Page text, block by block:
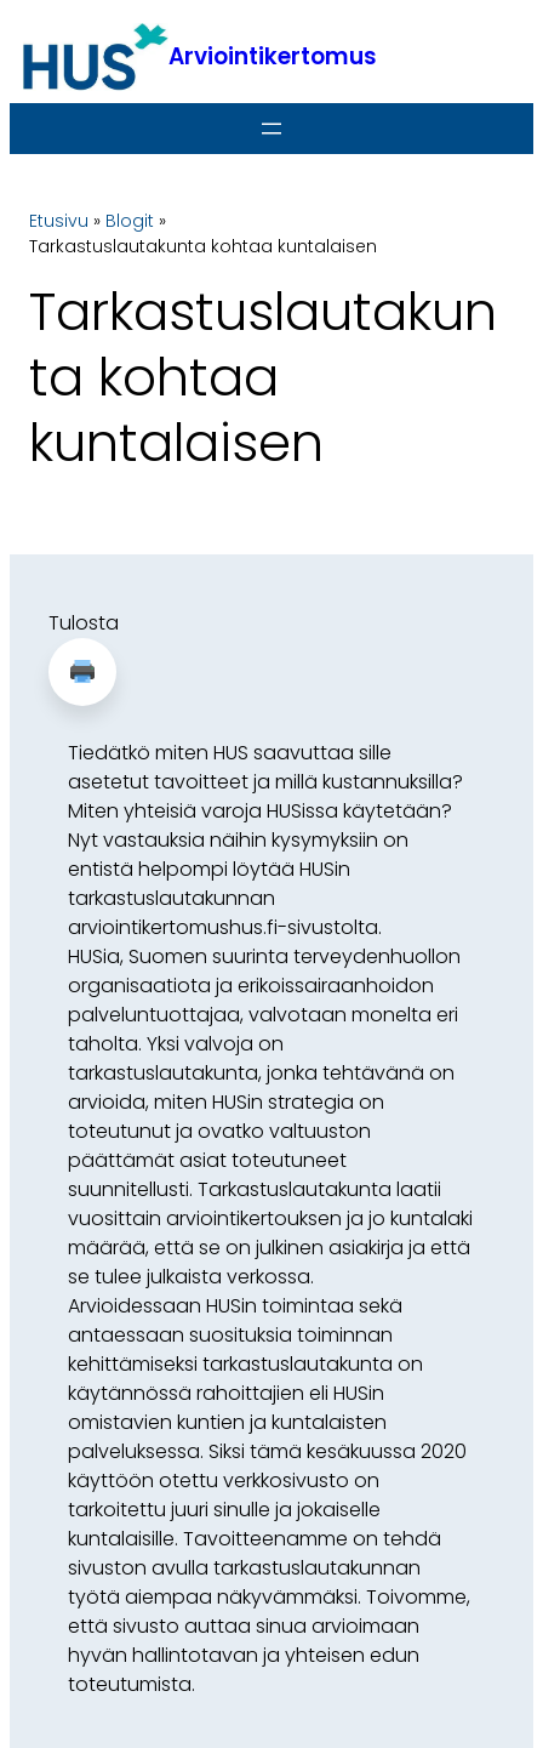
sisältöön
Arviointikertomus
Etusivu » Blogit »
Tarkastuslautakunta kohtaa kuntalaisen
Tarkastuslautakun
ta kohtaa
kuntalaisen
Tulosta
Tiedätkö miten HUS saavuttaa sille
asetetut tavoitteet ja millä kustannuksilla?
Miten yhteisiä varoja HUSissa käytetään?
Nyt vastauksia näihin kysymyksiin on
entistä helpompi löytää HUSin
tarkastuslautakunnan
arviointikertomushus.fi-sivustolta.
HUSia, Suomen suurinta terveydenhuollon
organisaatiota ja erikoissairaanhoidon
palveluntuottajaa, valvotaan monelta eri
taholta. Yksi valvoja on
tarkastuslautakunta, jonka tehtävänä on
arvioida, miten HUSin strategia on
toteutunut ja ovatko valtuuston
päättämät asiat toteutuneet
suunnitellusti. Tarkastuslautakunta laatii
vuosittain arviointikertouksen ja jo kuntalaki
määrää, että se on julkinen asiakirja ja että
se tulee julkaista verkossa.
Arvioidessaan HUSin toimintaa sekä
antaessaan suosituksia toiminnan
kehittämiseksi tarkastuslautakunta on
käytännössä rahoittajien eli HUSin
omistavien kuntien ja kuntalaisten
palveluksessa. Siksi tämä kesäkuussa 2020
käyttöön otettu verkkosivusto on
tarkoitettu juuri sinulle ja jokaiselle
kuntalaisille. Tavoitteenamme on tehdä
sivuston avulla tarkastuslautakunnan
työtä aiempaa näkyvämmäksi. Toivomme,
että sivusto auttaa sinua arvioimaan
hyvän hallintotavan ja yhteisen edun
toteutumista.